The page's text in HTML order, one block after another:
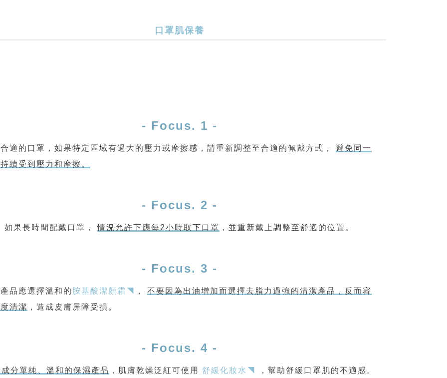
口罩肌保養
- Focus. 1 -
適的口罩，如果特定區域有過大的壓力或摩擦感，請重新調整至合適的佩戴方式，避免同一
續受到壓力和摩擦。
- Focus. 2 -
如果長時間配戴口罩，情況允許下應每2小時取下口罩 ，並重新戴上調整至舒適的位置。
- Focus. 3 -
品應選擇溫和的 胺基酸潔顏霜◥ ，不要因為出油增加而選擇去脂力過強的清潔產品，反而容
清潔 ，造成皮膚屏障受損。
- Focus. 4 -
分單純、溫和的保濕產品 ，肌膚乾燥泛紅可使用 舒緩化妝水◥ ，幫助舒緩口罩肌的不適感。